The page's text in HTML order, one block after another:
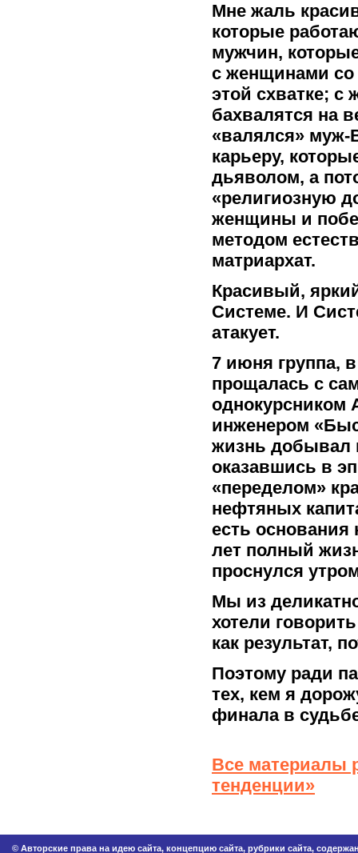
Мне жаль
которые
мужчин,
с женщинами
этой схватке;
бахвалятся на
«валялся» муж-
карьеру,
дьяволом, а
«религиозную
женщины и
методом
матриархат.
Красивый,
Системе. И
атакует.
7 июня группа,
прощалась с
инженером
жизнь добывал
оказавшись в
«переделом»
нефтяных
есть основания
лет полный
проснулся
Мы из
хотели
как результат,
Поэтому ради
тех, кем я
финала в
Все материалы
тенденции»
© Авторские права на идею сайта, концепцию сайта, рубрики сайта,